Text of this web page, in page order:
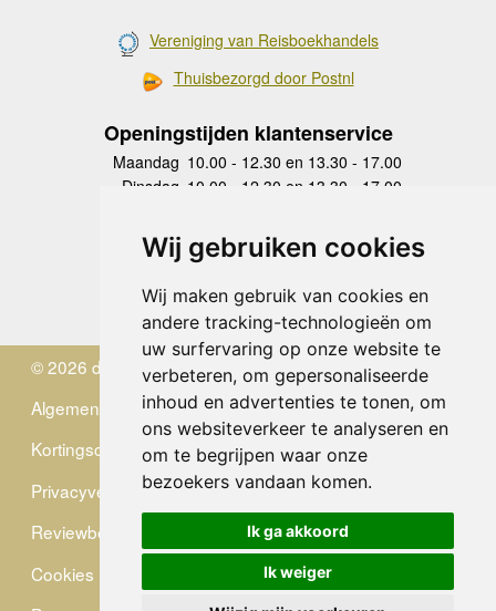
Wij gebruiken cookies
Wij maken gebruik van cookies en
andere tracking-technologieën om
uw surfervaring op onze website te
verbeteren, om gepersonaliseerde
inhoud en advertenties te tonen, om
ons websiteverkeer te analyseren en
om te begrijpen waar onze
bezoekers vandaan komen.
Ik ga akkoord
Ik weiger
Vereniging van Reisboekhandels
Thuisbezorgd door Postnl
Openingstijden klantenservice
Maandag 10.00 - 12.30 en 13.30 - 17.00
Dinsdag 10.00 - 12.30 en 13.30 - 17.00
Donderdag
10.00 - 12.30 en 13.30 - 17.00
Vrijdag 10.00 - 12.30 en 13.30 - 17.00
Zaterdag
gesloten
Zondag gesloten
© 2026 de Zwerver
Algemene Voorwaarden
Kortingscode
Privacyverklaring
Reviewbeleid
Cookies